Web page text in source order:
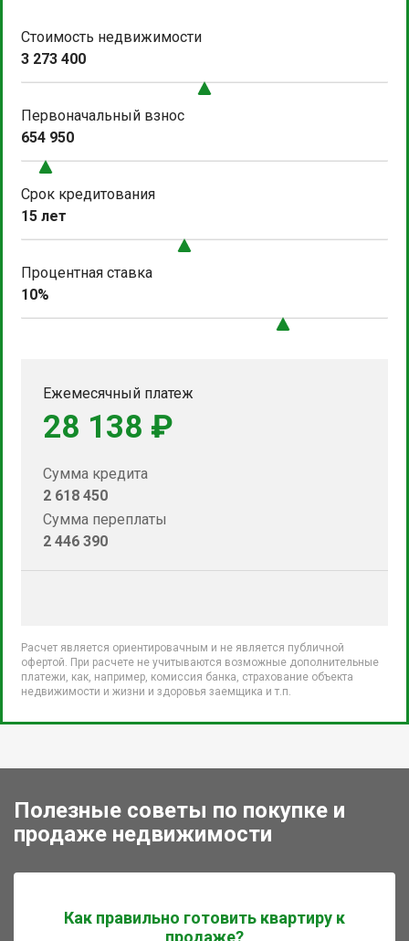
Стоимость недвижимости
3 273 400
Первоначальный взнос
654 950
Срок кредитования
15 лет
Процентная ставка
10%
Ежемесячный платеж
28 138 ₽
Сумма кредита
2 618 450
Сумма переплаты
2 446 390
Расчет является ориентировачным и не является публичной
офертой. При расчете не учитываются возможные дополнительные
платежи, как, например, комиссия банка, страхование объекта
недвижимости и жизни и здоровья заемщика и т.п.
Полезные советы по покупке и
продаже недвижимости
Как правильно готовить квартиру к
продаже?